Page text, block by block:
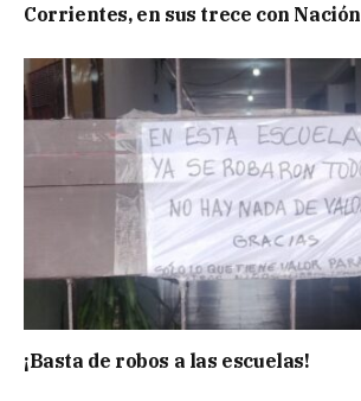
Corrientes, en sus trece con Nación
¡Basta de robos a las escuelas!